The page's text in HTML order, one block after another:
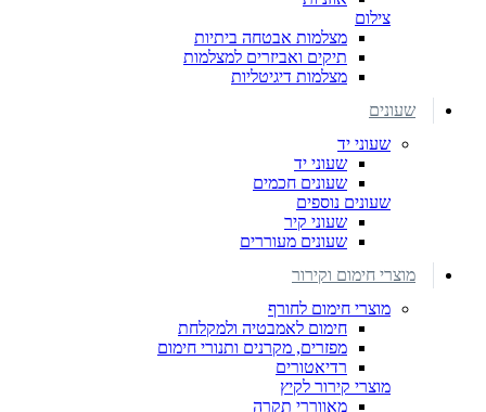
צילום
מצלמות אבטחה ביתיות
תיקים ואביזרים למצלמות
מצלמות דיגיטליות
שעונים
שעוני יד
שעוני יד
שעונים חכמים
שעונים נוספים
שעוני קיר
שעונים מעוררים
מוצרי חימום וקירור
מוצרי חימום לחורף
חימום לאמבטיה ולמקלחת
מפזרים, מקרנים ותנורי חימום
רדיאטורים
מוצרי קירור לקיץ
מאווררי תקרה